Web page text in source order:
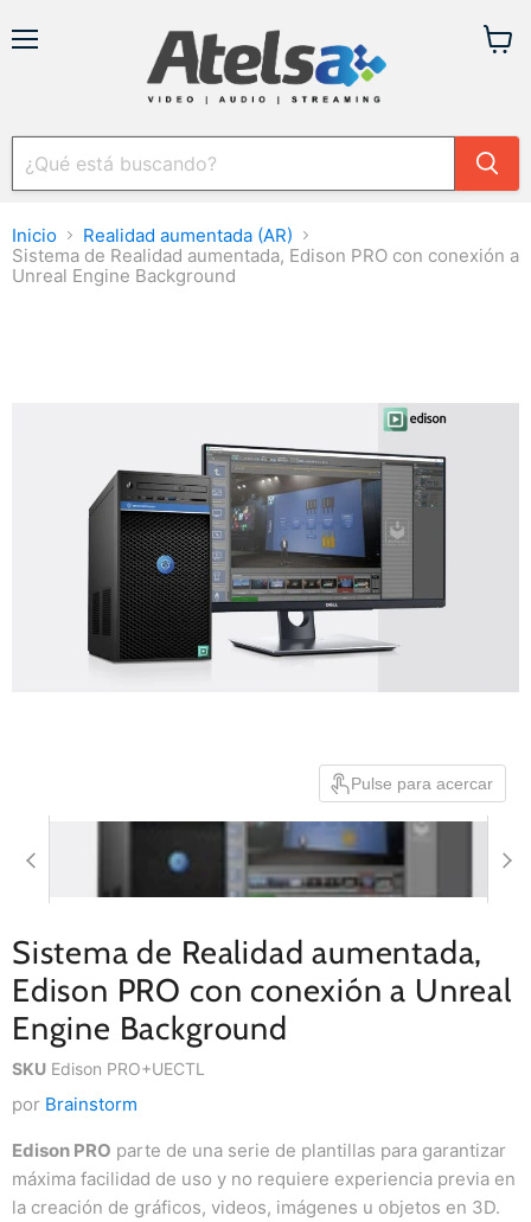
Inicio
Realidad aumentada (AR)
Sistema de Realidad aumentada, Edison PRO con conexión a
Unreal Engine Background
Pulse para acercar
Sistema de Realidad aumentada,
Edison PRO con conexión a Unreal
Engine Background
SKU Edison PRO+UECTL
por Brainstorm
Edison PRO parte de una serie de plantillas para garantizar
máxima facilidad de uso y no requiere experiencia previa en
la creación de gráficos, videos, imágenes u objetos en 3D.